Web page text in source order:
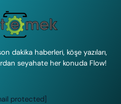
dakika haberleri, köşe yazıları,
seyahate her konuda Flow!
protected]